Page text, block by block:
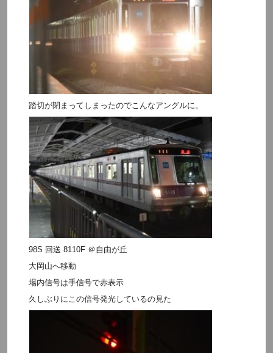
踏切が閉まってしまったのでこんなアングルに。
98S 回送 8110F ＠自由が丘
大岡山へ移動
場内信号は手信号で赤表示
久しぶりにこの信号発光しているの見た